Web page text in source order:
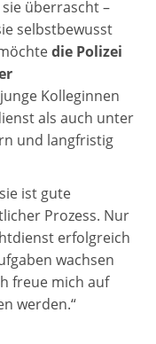
überrascht –
selbstbewusst
die Polizei
Kolleginnen
als auch unter
und langfristig
ist gute
Prozess. Nur
erfolgreich
wachsen
freue mich auf
werden.“